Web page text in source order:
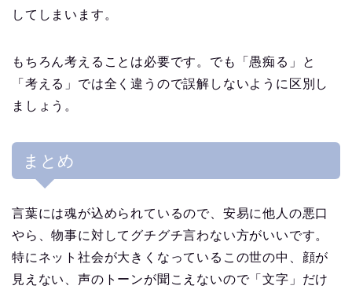
してしまいます。
もちろん考えることは必要です。でも「愚痴る」と
「考える」では全く違うので誤解しないように区別し
ましょう。
まとめ
言葉には魂が込められているので、安易に他人の悪口
やら、物事に対してグチグチ言わない方がいいです。
特にネット社会が大きくなっているこの世の中、顔が
見えない、声のトーンが聞こえないので「文字」だけ